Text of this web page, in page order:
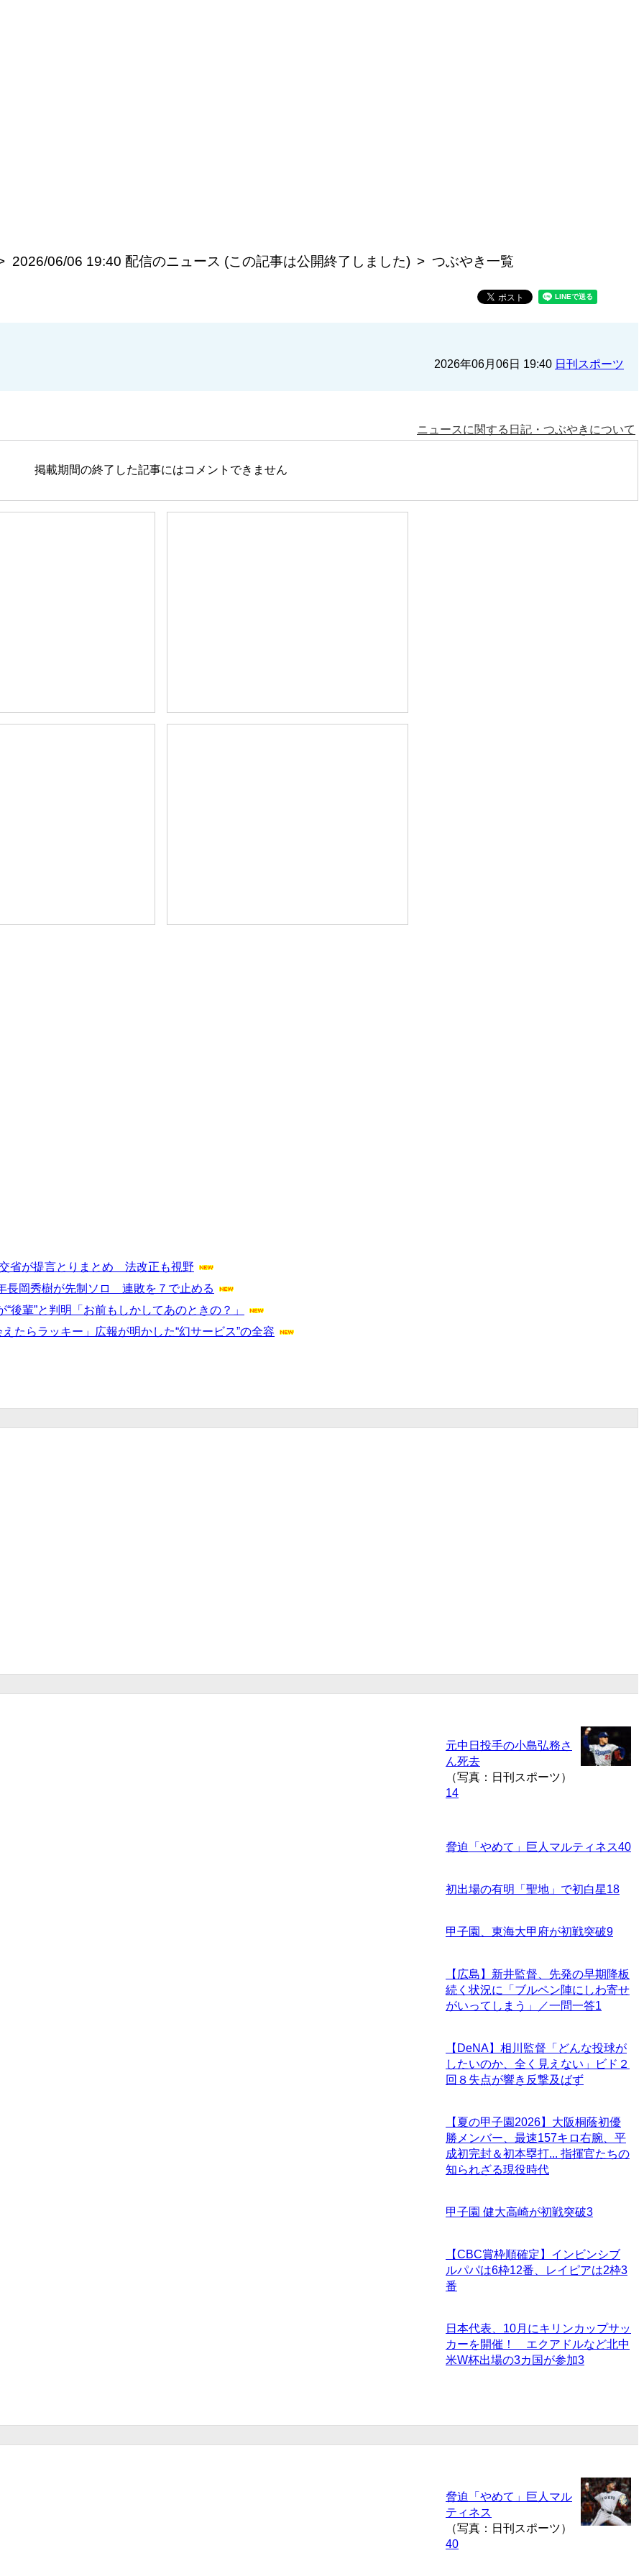
2026/06/06 19:40 配信のニュース (この記事は公開終了しました) つぶやき一覧
2026年06月06日 19:40 日刊スポーツ
ニュースに関する日記・つぶやきについて
掲載期間の終了した記事にはコメントできません
省が提言とりまとめ 法改正も視野
長岡秀樹が先制ソロ 連敗を７で止める
輩”と判明「お前もしかしてあのときの？」
たらラッキー」広報が明かした“幻サービス”の全容
元中日投手の小島弘務さ
ん死去
（写真：日刊スポーツ）
14
脅迫「やめて」巨人マルティネス40
初出場の有明「聖地」で初白星18
甲子園、東海大甲府が初戦突破9
【広島】新井監督、先発の早期降板
続く状況に「ブルペン陣にしわ寄せ
がいってしまう」／一問一答1
【DeNA】相川監督「どんな投球が
したいのか、全く見えない」ビド２
回８失点が響き反撃及ばず
【夏の甲子園2026】大阪桐蔭初優
勝メンバー、最速157キロ右腕、平
成初完封＆初本塁打... 指揮官たちの
知られざる現役時代
甲子園 健大高崎が初戦突破3
【CBC賞枠順確定】インビンシブ
ルパパは6枠12番、レイピアは2枠3
番
日本代表、10月にキリンカップサッ
カーを開催！ エクアドルなど北中
米W杯出場の3カ国が参加3
脅迫「やめて」巨人マル
ティネス
（写真：日刊スポーツ）
40